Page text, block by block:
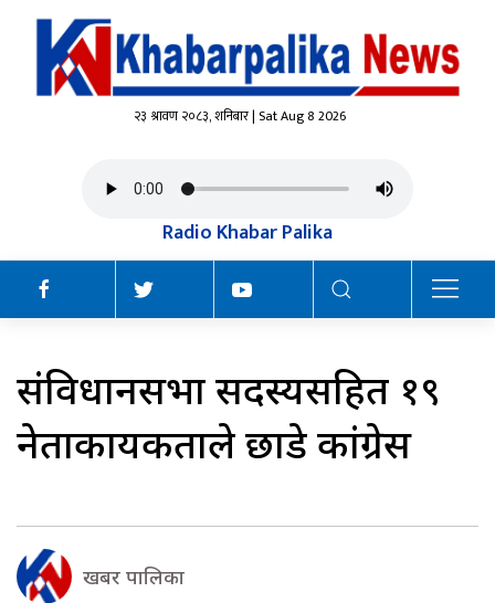
२३ श्रावण २०८३, शनिबार | Sat Aug 8 2026
Radio Khabar Palika
संविधानसभा सदस्यसहित १९
नेताकार्यकर्ताले छाडे कांग्रेस
खबर पालिका